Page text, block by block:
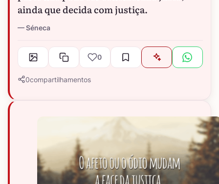
ainda que decida com justiça.
Séneca
0
0compartilhamentos